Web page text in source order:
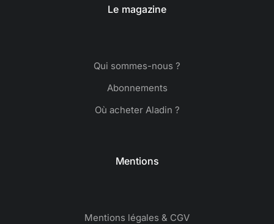
Le magazine
Qui sommes-nous ?
Abonnements
Où acheter Aladin ?
Mentions
Mentions légales & CGV